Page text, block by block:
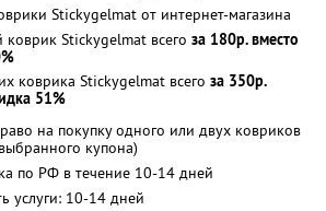
Stickygelmat от интернет-магазина
коврик Stickygelmat всего за 180р. вместо
коврика Stickygelmat всего за 350р.
51%
на покупку одного или двух ковриков
купона)
по РФ в течение 10-14 дней
услуги: 10-14 дней